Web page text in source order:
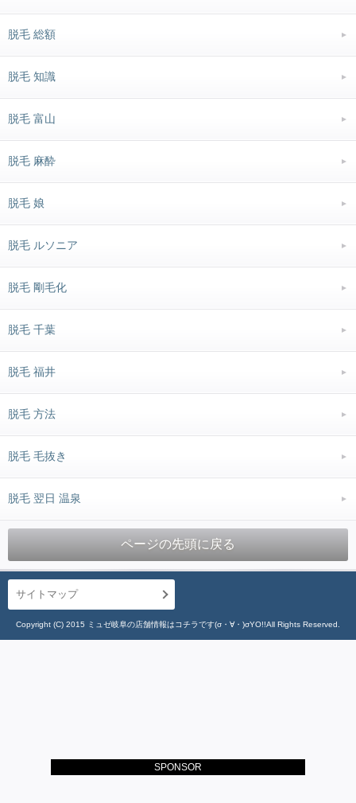
脱毛 総額
脱毛 知識
脱毛 富山
脱毛 麻酔
脱毛 娘
脱毛 ルソニア
脱毛 剛毛化
脱毛 千葉
脱毛 福井
脱毛 方法
脱毛 毛抜き
脱毛 翌日 温泉
ページの先頭に戻る
サイトマップ
Copyright (C) 2015 ミュゼ岐阜の店舗情報はコチラです(σ・∀・)σYO!!All Rights Reserved.
SPONSOR